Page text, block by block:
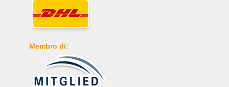
Membro di: